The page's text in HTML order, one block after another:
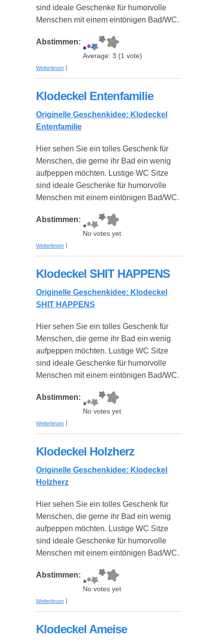
sind ideale Geschenke für humorvolle
Menschen mit einem eintönigen Bad/WC.
Abstimmen:
Average: 3 (1 vote)
Weiterlesen über Klodeckel LIFEJACKET UNDER YOUR
Klodeckel Entenfamilie
Originelle Geschenkidee: Klodeckel
Entenfamilie
Hier sehen Sie ein tolles Geschenk für
Menschen, die gerne ihr Bad ein wenig
aufpeppen möchten. Lustige WC Sitze
sind ideale Geschenke für humorvolle
Menschen mit einem eintönigen Bad/WC.
Abstimmen:
No votes yet
Weiterlesen über Klodeckel Entenfamilie
Klodeckel SHIT HAPPENS
Originelle Geschenkidee: Klodeckel
SHIT HAPPENS
Hier sehen Sie ein tolles Geschenk für
Menschen, die gerne ihr Bad ein wenig
aufpeppen möchten. Lustige WC Sitze
sind ideale Geschenke für humorvolle
Menschen mit einem eintönigen Bad/WC.
Abstimmen:
No votes yet
Weiterlesen über Klodeckel SHIT HAPPENS
Klodeckel Holzherz
Originelle Geschenkidee: Klodeckel
Holzherz
Hier sehen Sie ein tolles Geschenk für
Menschen, die gerne ihr Bad ein wenig
aufpeppen möchten. Lustige WC Sitze
sind ideale Geschenke für humorvolle
Menschen mit einem eintönigen Bad/WC.
Abstimmen:
No votes yet
Weiterlesen über Klodeckel Holzherz
Klodeckel Ameise